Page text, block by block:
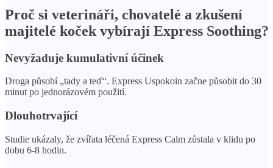
Proč si veterináři, chovatelé a zkušení
majitelé koček vybírají Express Soothing?
Nevyžaduje kumulativní účinek
Droga působí „tady a teď“. Express Uspokoin začne působit do 30
minut po jednorázovém použití.
Dlouhotrvající
Studie ukázaly, že zvířata léčená Express Calm zůstala v klidu po
dobu 6-8 hodin.